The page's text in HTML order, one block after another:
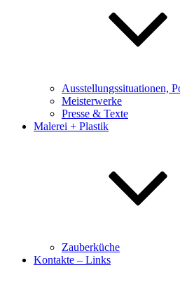
Ausstellungssituationen,
Meisterwerke
Presse & Texte
Malerei + Plastik
Zauberküche
Kontakte – Links